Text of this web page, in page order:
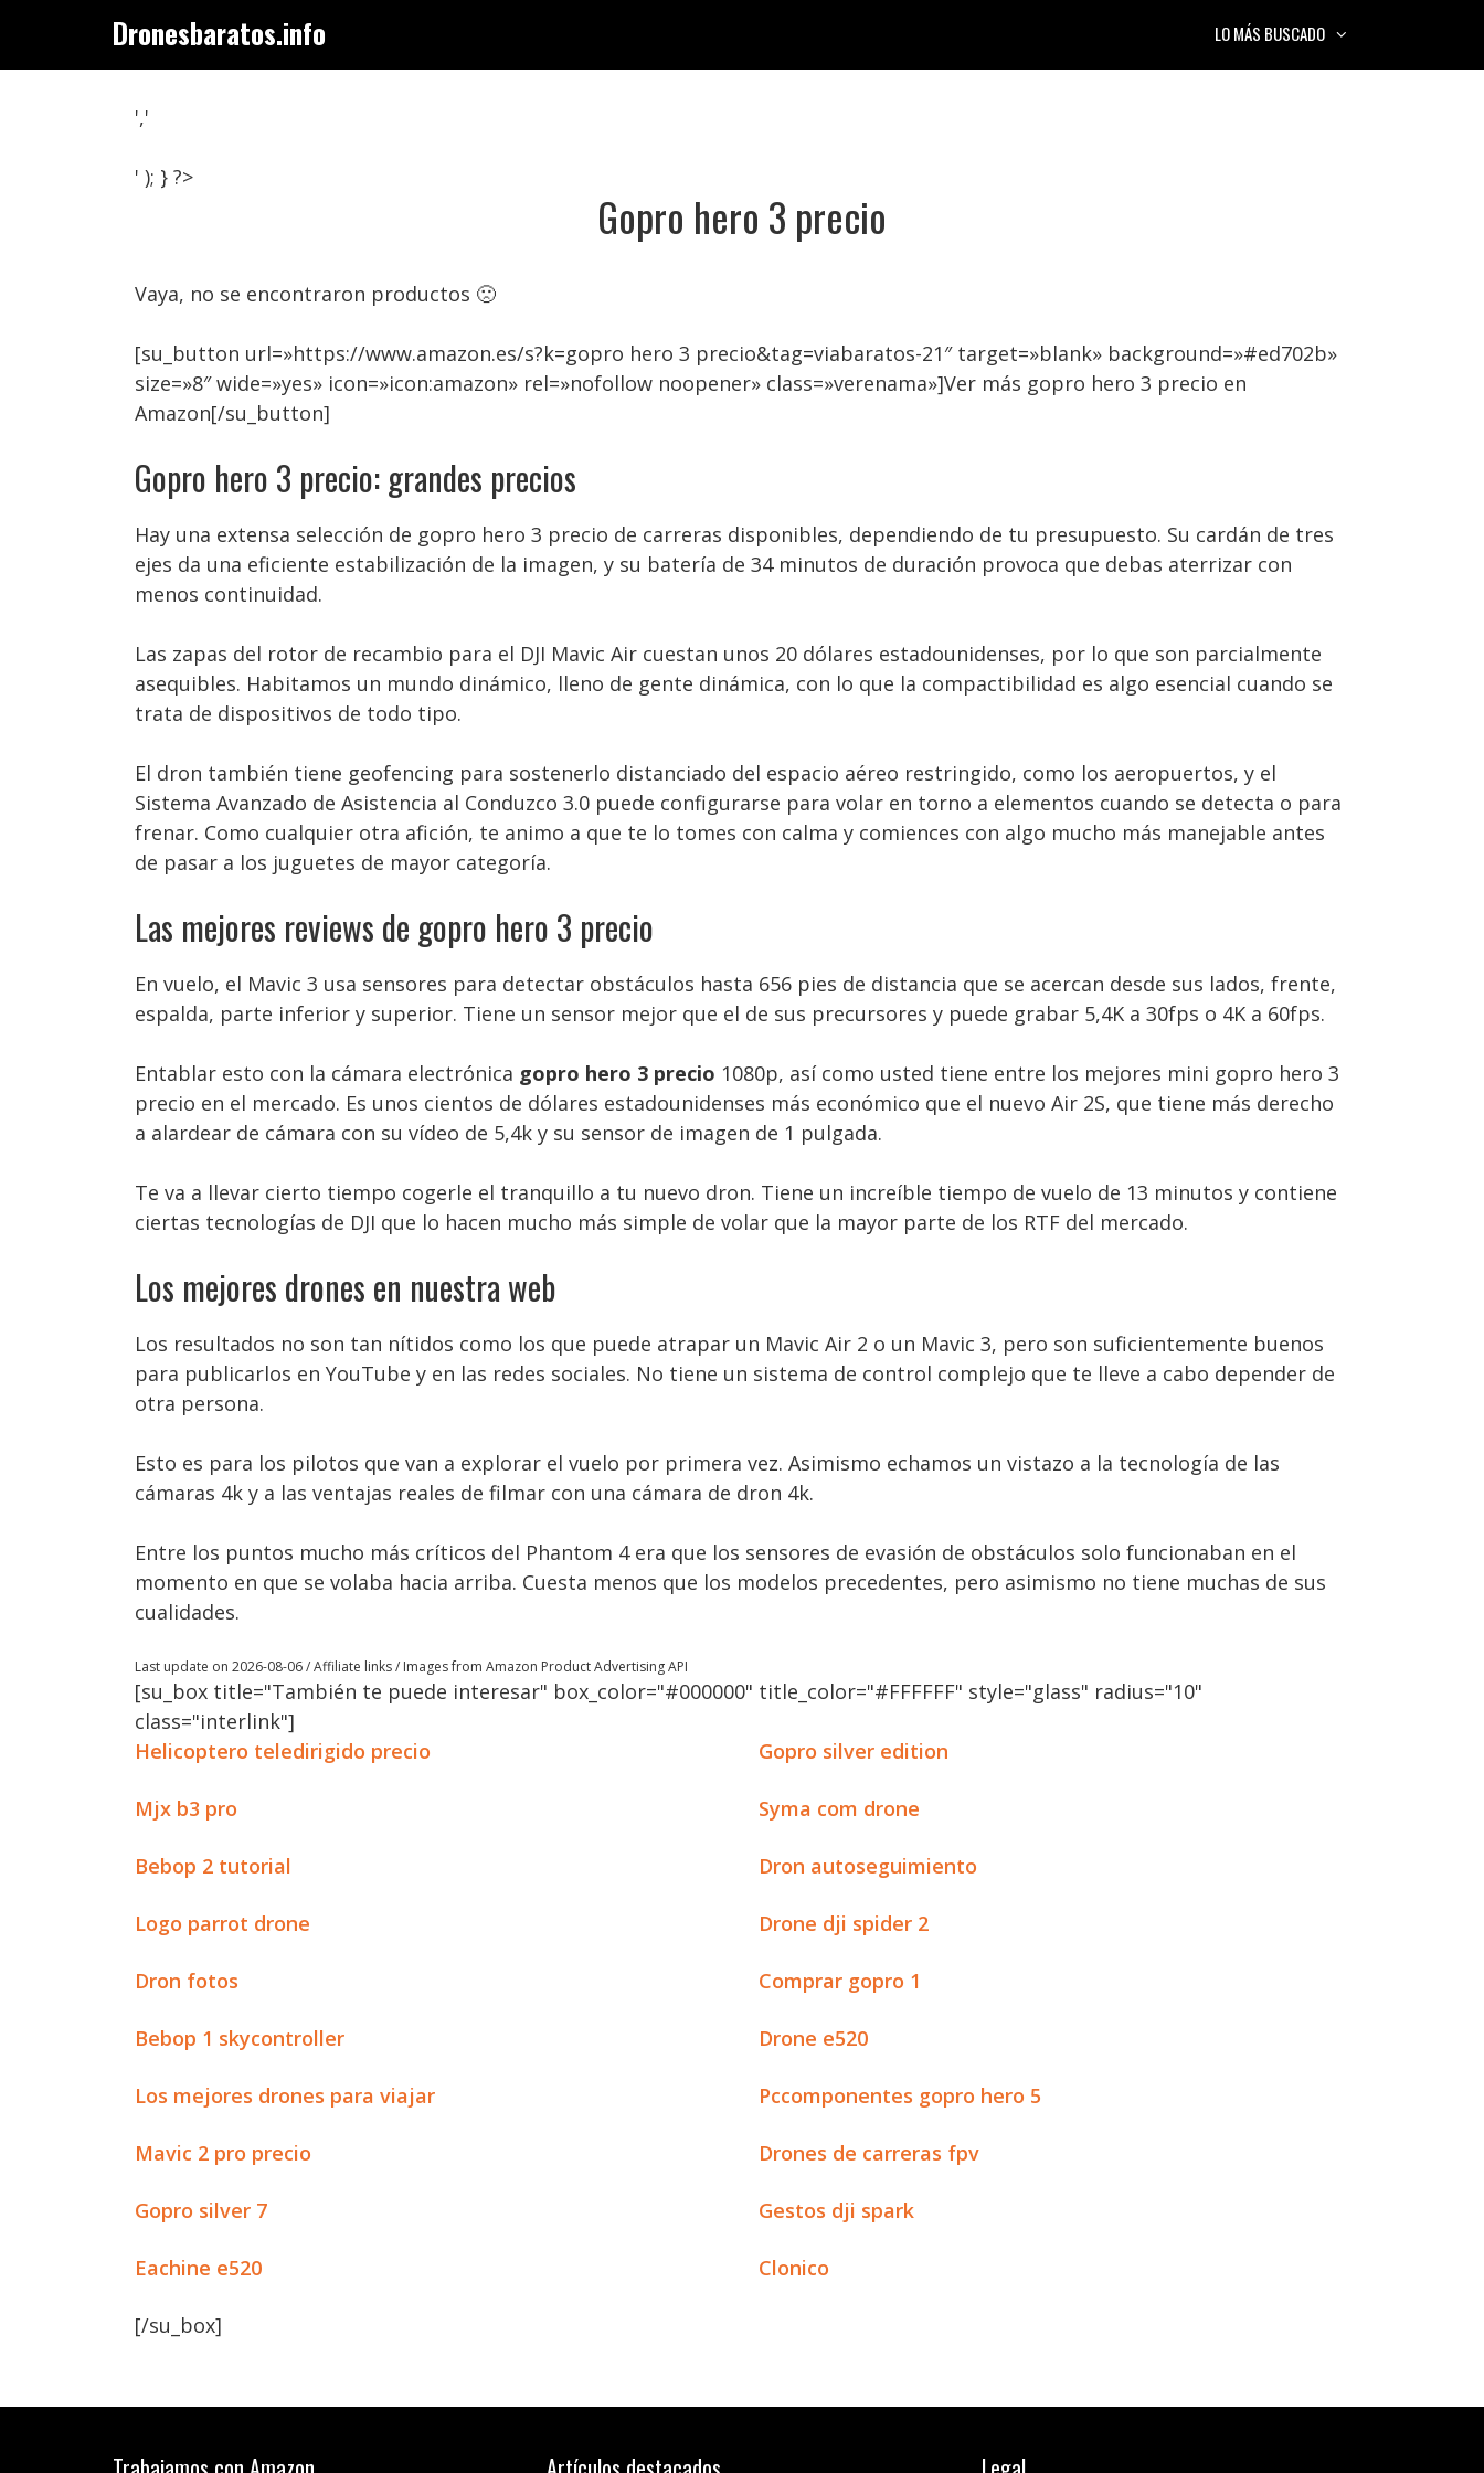
contenido
Dronesbaratos.info LO MÁS BUSCADO
','
' ); } ?>
Gopro hero 3 precio
Vaya, no se encontraron productos 🙁
[su_button url=»https://www.amazon.es/s?k=gopro hero 3 precio&tag=viabaratos-21″ target=»blank» background=»#ed702b»
size=»8″ wide=»yes» icon=»icon:amazon» rel=»nofollow noopener» class=»verenama»]Ver más gopro hero 3 precio en
Amazon[/su_button]
Gopro hero 3 precio: grandes precios
Hay una extensa selección de gopro hero 3 precio de carreras disponibles, dependiendo de tu presupuesto. Su cardán de tres
ejes da una eficiente estabilización de la imagen, y su batería de 34 minutos de duración provoca que debas aterrizar con
menos continuidad.
Las zapas del rotor de recambio para el DJI Mavic Air cuestan unos 20 dólares estadounidenses, por lo que son parcialmente
asequibles. Habitamos un mundo dinámico, lleno de gente dinámica, con lo que la compactibilidad es algo esencial cuando se
trata de dispositivos de todo tipo.
El dron también tiene geofencing para sostenerlo distanciado del espacio aéreo restringido, como los aeropuertos, y el
Sistema Avanzado de Asistencia al Conduzco 3.0 puede configurarse para volar en torno a elementos cuando se detecta o para
frenar. Como cualquier otra afición, te animo a que te lo tomes con calma y comiences con algo mucho más manejable antes
de pasar a los juguetes de mayor categoría.
Las mejores reviews de gopro hero 3 precio
En vuelo, el Mavic 3 usa sensores para detectar obstáculos hasta 656 pies de distancia que se acercan desde sus lados, frente,
espalda, parte inferior y superior. Tiene un sensor mejor que el de sus precursores y puede grabar 5,4K a 30fps o 4K a 60fps.
Entablar esto con la cámara electrónica gopro hero 3 precio 1080p, así como usted tiene entre los mejores mini gopro hero 3
precio en el mercado. Es unos cientos de dólares estadounidenses más económico que el nuevo Air 2S, que tiene más derecho
a alardear de cámara con su vídeo de 5,4k y su sensor de imagen de 1 pulgada.
Te va a llevar cierto tiempo cogerle el tranquillo a tu nuevo dron. Tiene un increíble tiempo de vuelo de 13 minutos y contiene
ciertas tecnologías de DJI que lo hacen mucho más simple de volar que la mayor parte de los RTF del mercado.
Los mejores drones en nuestra web
Los resultados no son tan nítidos como los que puede atrapar un Mavic Air 2 o un Mavic 3, pero son suficientemente buenos
para publicarlos en YouTube y en las redes sociales. No tiene un sistema de control complejo que te lleve a cabo depender de
otra persona.
Esto es para los pilotos que van a explorar el vuelo por primera vez. Asimismo echamos un vistazo a la tecnología de las
cámaras 4k y a las ventajas reales de filmar con una cámara de dron 4k.
Entre los puntos mucho más críticos del Phantom 4 era que los sensores de evasión de obstáculos solo funcionaban en el
momento en que se volaba hacia arriba. Cuesta menos que los modelos precedentes, pero asimismo no tiene muchas de sus
cualidades.
Last update on 2026-08-06 / Affiliate links / Images from Amazon Product Advertising API
[su_box title="También te puede interesar" box_color="#000000" title_color="#FFFFFF" style="glass" radius="10"
class="interlink"]
Helicoptero teledirigido precio
Gopro silver edition
Mjx b3 pro Syma com drone
Bebop 2 tutorial Dron autoseguimiento
Logo parrot drone Drone dji spider 2
Dron fotos Comprar gopro 1
Bebop 1 skycontroller Drone e520
Los mejores drones para viajar Pccomponentes gopro hero 5
Mavic 2 pro precio Drones de carreras fpv
Gopro silver 7 Gestos dji spark
Eachine e520 Clonico
[/su_box]